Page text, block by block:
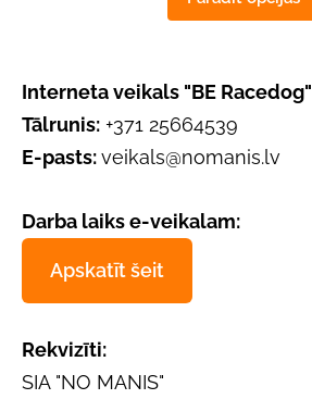
Interneta veikals "BE Racedog"
Tālrunis: +371 25664539
E-pasts:veikals@nomanis.lv
Darba laiks e-veikalam:
Apskatīt šeit
Rekvizīti:
SIA "NO MANIS"